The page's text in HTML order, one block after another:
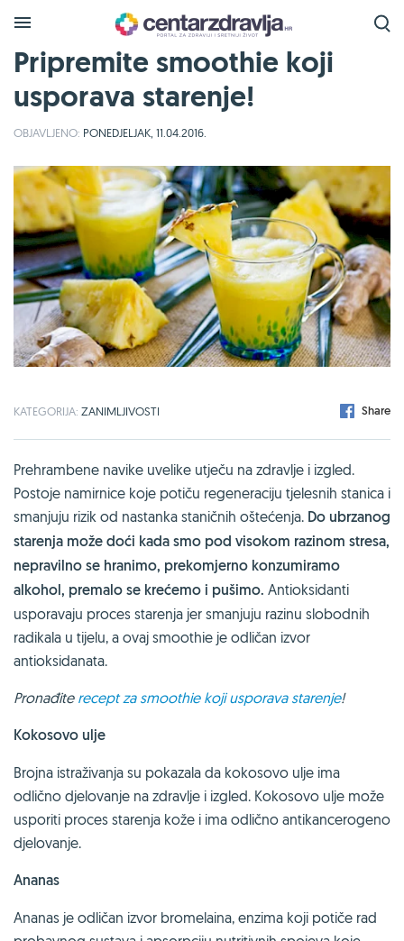
Pripremite smoothie koji
usporava starenje!
OBJAVLJENO: PONEDJELJAK, 11.04.2016.
KATEGORIJA: ZANIMLJIVOSTI Share
Prehrambene navike uvelike utječu na zdravlje i izgled.
Postoje namirnice koje potiču regeneraciju tjelesnih stanica i
smanjuju rizik od nastanka staničnih oštećenja. Do ubrzanog
starenja može doći kada smo pod visokom razinom stresa,
nepravilno se hranimo, prekomjerno konzumiramo
alkohol, premalo se krećemo i pušimo. Antioksidanti
usporavaju proces starenja jer smanjuju razinu slobodnih
radikala u tijelu, a ovaj smoothie je odličan izvor
antioksidanata.
Pronađite recept za smoothie koji usporava starenje!
Kokosovo ulje
Brojna istraživanja su pokazala da kokosovo ulje ima
odlično djelovanje na zdravlje i izgled. Kokosovo ulje može
usporiti proces starenja kože i ima odlično antikancerogeno
djelovanje.
Ananas
Ananas je odličan izvor bromelaina, enzima koji potiče rad